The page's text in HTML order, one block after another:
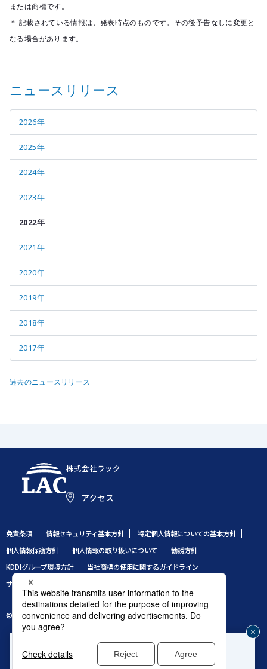
企業や組織のセキュリティ事故発生時はこちら
緊急対応窓口：サイバー救急センター ®
または商標です。
＊ 記載されている情報は、発表時点のものです。その後予告なしに変更と
なる場合があります。
ニュースリリース
2026年
2025年
2024年
2023年
2022年
2021年
2020年
2019年
2018年
2017年
過去のニュースリリース
株式会社ラック
アクセス
免責条項 情報セキュリティ基本方針
特定個人情報についての基本方針
個人情報保護方針
個人情報の取り扱いについて
勧誘方針
KDDIグループ環境方針
当社商標の使用に関するガイドライン
サイトのご利用条件
© 1995 LAC Co., Ltd.